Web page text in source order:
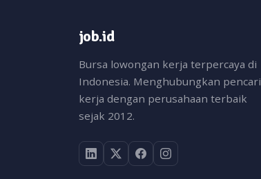
job.id
Bursa lowongan kerja terpercaya di
Indonesia. Menghubungkan pencari
kerja dengan perusahaan terbaik
sejak 2012.